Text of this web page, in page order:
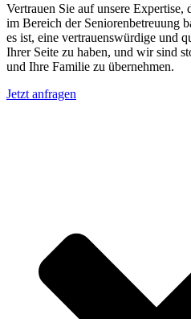
Vertrauen Sie auf unsere
im Bereich der Seniorenbetreuung
es ist, eine vertrauenswürdige und
Ihrer Seite zu haben, und wir sind
und Ihre Familie zu übernehmen.
Jetzt anfragen